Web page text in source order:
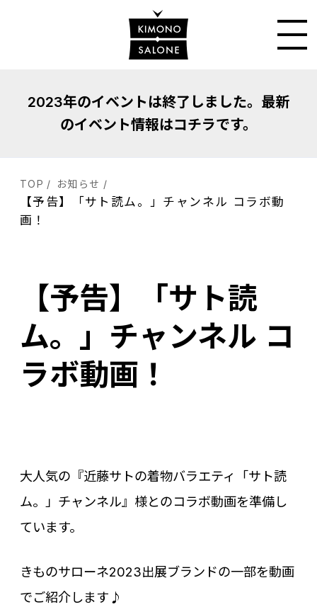
2023年のイベントは終了しました。最新
のイベント情報はコチラです。
TOP お知らせ
【予告】「サト読ム。」チャンネル コラボ動
画！
【予告】「サト読
ム。」チャンネル コ
ラボ動画！
大人気の『近藤サトの着物バラエティ「サト読
ム。」チャンネル』様とのコラボ動画を準備し
ています。
きものサローネ2023出展ブランドの一部を動画
でご紹介します♪